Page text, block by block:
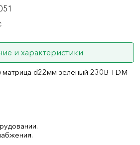
и характеристики
d22мм зеленый 230В TDM